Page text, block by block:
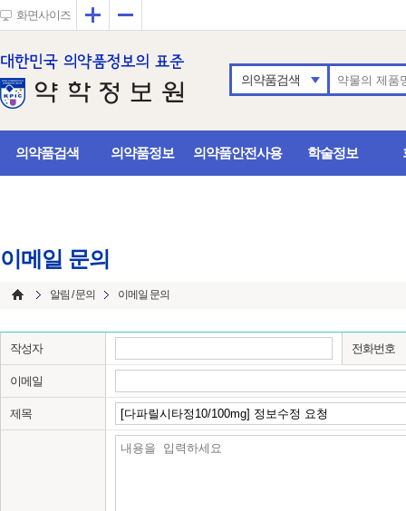
화면사이즈 확대
의약품검색
의약품검색 의약품정보 의약품안전사용 학술정보
이메일 문의
알림 / 문의 이메일 문의
작성자 전화번호
이메일
제목